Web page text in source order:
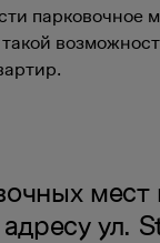
парковочное
мест
ул.